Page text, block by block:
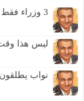
3 وزراء فقط خارج حسابات التعديل
ليس هذا
نواب